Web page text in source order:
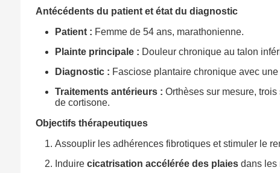
Antécédents du patient et état du diagnostic
Patient : Femme de 54 ans, marathonienne.
Plainte principale : Douleur chronique au talon
Diagnostic : Fasciose plantaire chronique avec
Traitements antérieurs : Orthèses sur mesure,
de cortisone.
Objectifs thérapeutiques
Assouplir les adhérences fibrotiques et stimuler le
Induirecicatrisation accélérée des plaies dans les